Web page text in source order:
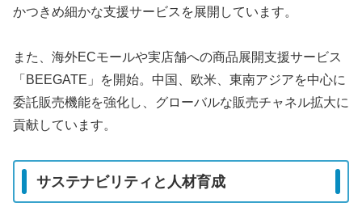
かつきめ細かな支援サービスを展開しています。
また、海外ECモールや実店舗への商品展開支援サービス
「BEEGATE」を開始。中国、欧米、東南アジアを中心に
委託販売機能を強化し、グローバルな販売チャネル拡大に
貢献しています。
サステナビリティと人材育成